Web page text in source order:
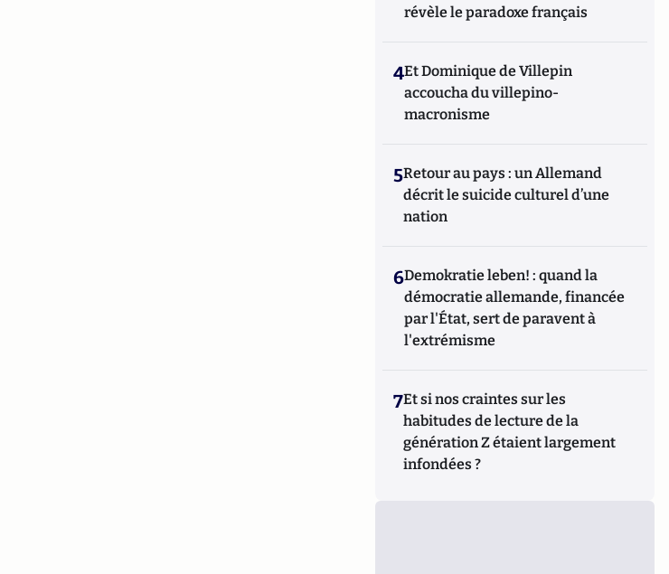
révèle le paradoxe français
4Et Dominique de Villepin
accoucha du villepino-
macronisme
5Retour au pays : un Allemand
décrit le suicide culturel d’une
nation
6Demokratie leben! : quand la
démocratie allemande, financée
par l'État, sert de paravent à
l'extrémisme
7Et si nos craintes sur les
habitudes de lecture de la
génération Z étaient largement
infondées ?